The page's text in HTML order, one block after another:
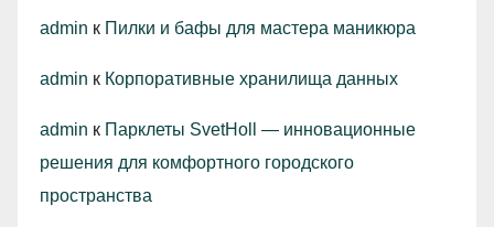
admin к Пилки и бафы для мастера маникюра
admin к Корпоративные хранилища данных
admin к Парклеты SvetHoll — инновационные
решения для комфортного городского
пространства